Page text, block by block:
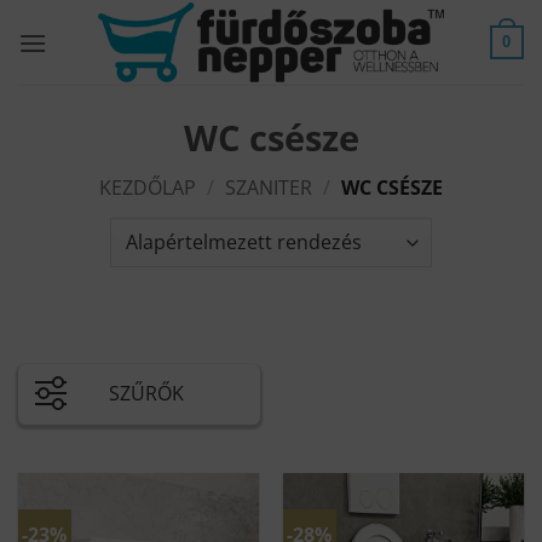
0
WC csésze
KEZDŐLAP SZANITER WC CSÉSZE
SZŰRŐK
-23% -28%